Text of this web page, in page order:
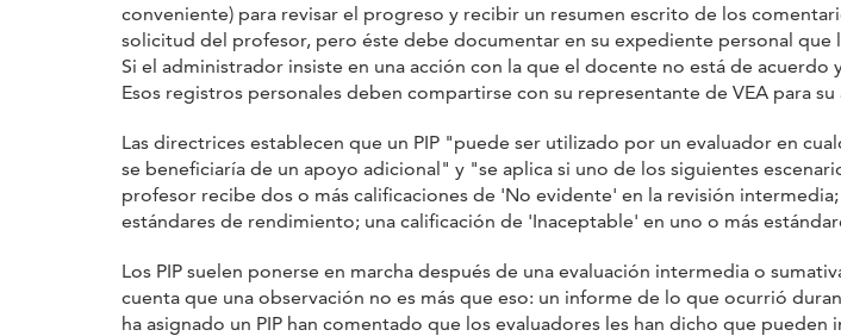
conveniente) para revisar el progreso y recibir un resumen escrito de los
solicitud del profesor, pero éste debe documentar en su expediente personal
Si el administrador insiste en una acción con la que el docente no está de
Esos registros personales deben compartirse con su representante de VEA para su
Las directrices establecen que un PIP "puede ser utilizado por un evaluador en
se beneficiaría de un apoyo adicional" y "se aplica si uno de los siguientes
profesor recibe dos o más calificaciones de 'No evidente' en la revisión
estándares de rendimiento; una calificación de 'Inaceptable' en uno o más
Los PIP suelen ponerse en marcha después de una evaluación intermedia o
cuenta que una observación no es más que eso: un informe de lo que ocurrió
ha asignado un PIP han comentado que los evaluadores les han dicho que